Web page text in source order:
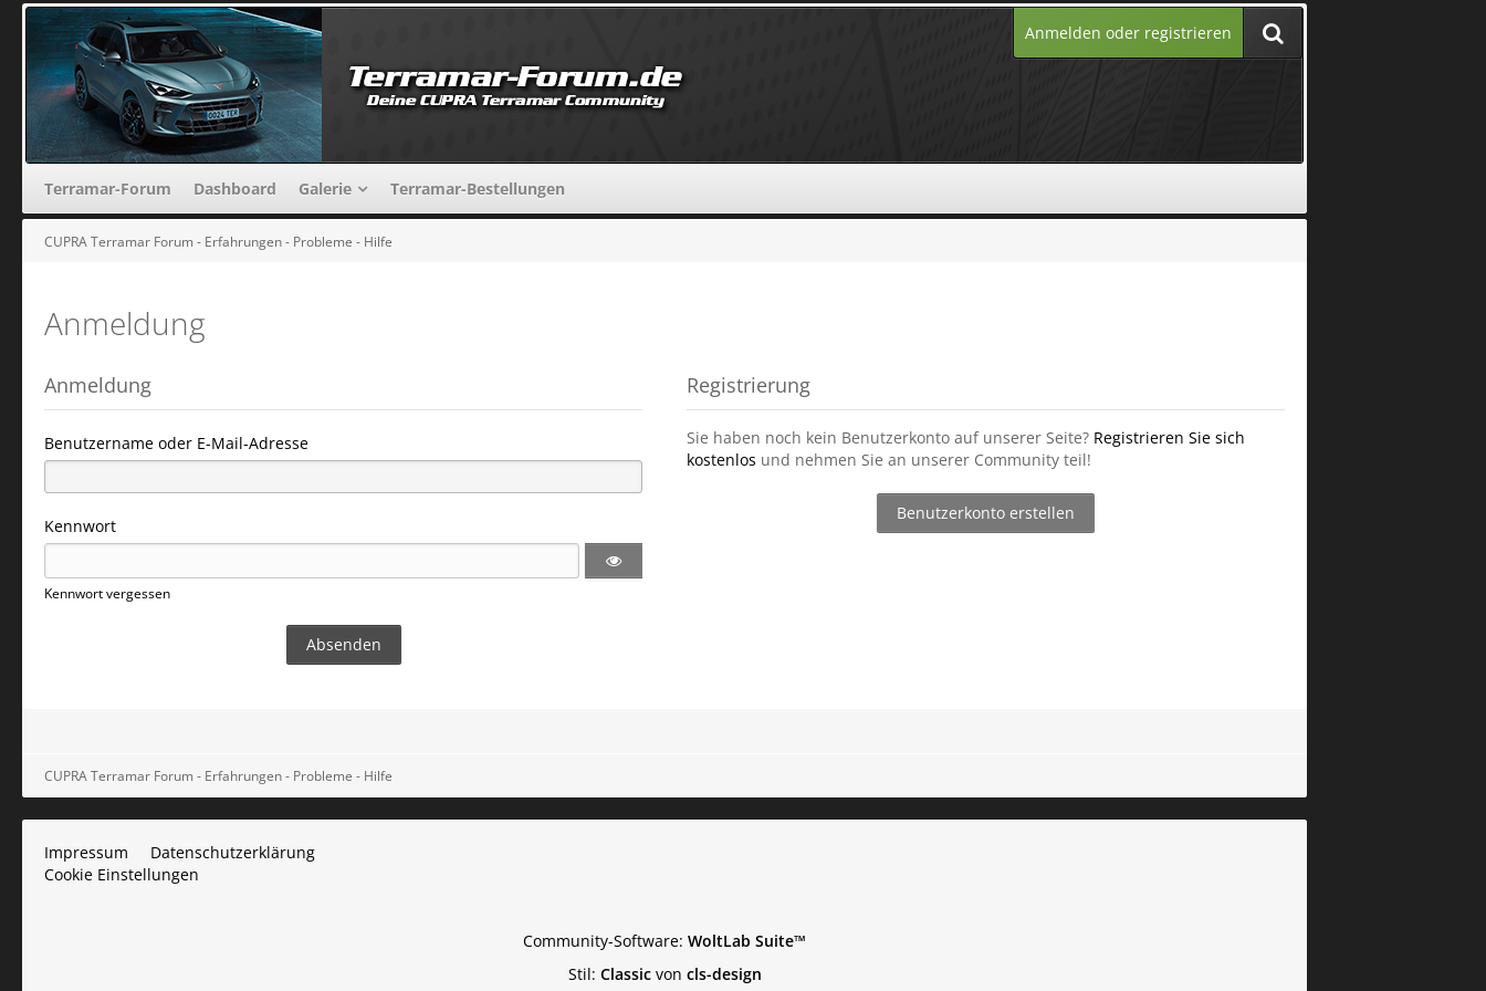
Anmelden oder registrieren
Terramar-Forum Dashboard Galerie Terramar-Bestellungen
CUPRA Terramar Forum - Erfahrungen - Probleme - Hilfe
Anmeldung
Anmeldung
Benutzername oder E-Mail-Adresse
Kennwort
Kennwort vergessen
Registrierung
Sie haben noch kein Benutzerkonto auf unserer Seite? Registrieren Sie sich
kostenlos und nehmen Sie an unserer Community teil!
Benutzerkonto erstellen
CUPRA Terramar Forum - Erfahrungen - Probleme - Hilfe
Impressum
Datenschutzerklärung
Cookie Einstellungen
Community-Software: WoltLab Suite™
Stil: Classicvon cls-design